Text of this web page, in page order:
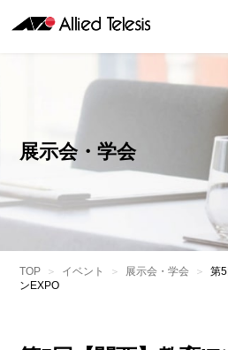
展示会・学会
TOP イベント 展示会・学会
第
ンEXPO